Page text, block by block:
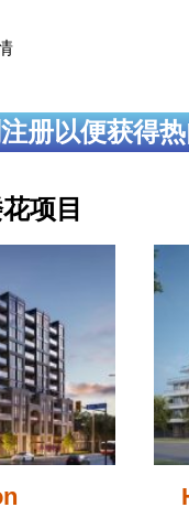
册以便获得
项目